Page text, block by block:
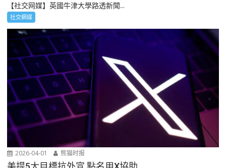
【社交网媒】英國牛津大學路透新聞...
社交網媒
2026-04-01 熊猫时报